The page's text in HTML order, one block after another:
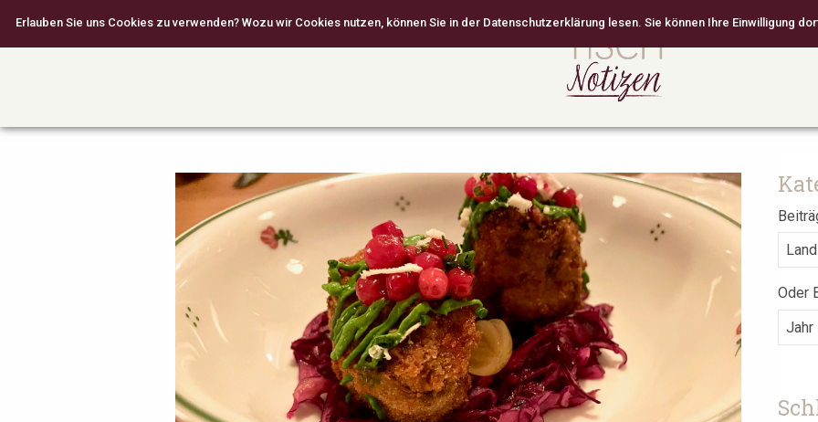
Oder
Erlauben Sie uns Cookies zu verwenden? Wozu wir Cookies nutzen, können Sie in der Datenschutzerklärung lesen. Sie können Ihre Einwilligung